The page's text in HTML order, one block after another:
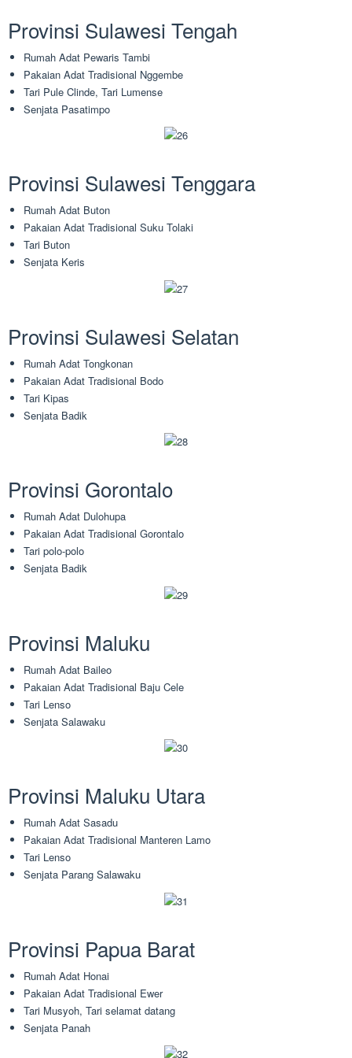
Provinsi Sulawesi Tengah
Rumah Adat Pewaris Tambi
Pakaian Adat Tradisional Nggembe
Tari Pule Clinde, Tari Lumense
Senjata Pasatimpo
Provinsi Sulawesi Tenggara
Rumah Adat Buton
Pakaian Adat Tradisional Suku Tolaki
Tari Buton
Senjata Keris
Provinsi Sulawesi Selatan
Rumah Adat Tongkonan
Pakaian Adat Tradisional Bodo
Tari Kipas
Senjata Badik
Provinsi Gorontalo
Rumah Adat Dulohupa
Pakaian Adat Tradisional Gorontalo
Tari polo-polo
Senjata Badik
Provinsi Maluku
Rumah Adat Baileo
Pakaian Adat Tradisional Baju Cele
Tari Lenso
Senjata Salawaku
Provinsi Maluku Utara
Rumah Adat Sasadu
Pakaian Adat Tradisional Manteren Lamo
Tari Lenso
Senjata Parang Salawaku
Provinsi Papua Barat
Rumah Adat Honai
Pakaian Adat Tradisional Ewer
Tari Musyoh, Tari selamat datang
Senjata Panah